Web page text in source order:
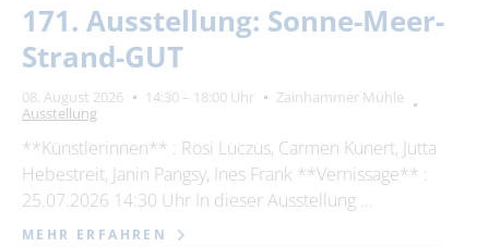
171. Ausstellung: Sonne-Meer-
Strand-GUT
08. August 2026 14:30 – 18:00 Uhr
Zainhammer Mühle
Ausstellung
**Künstlerinnen** : Rosi Luczus, Carmen Kunert, Jutta
Hebestreit, Janin Pangsy, Ines Frank **Vernissage** :
25.07.2026 14:30 Uhr In dieser Ausstellung …
MEHR ERFAHREN